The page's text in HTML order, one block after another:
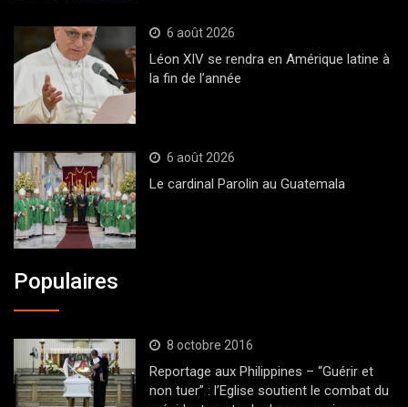
6 août 2026
Léon XIV se rendra en Amérique latine à
la fin de l’année
6 août 2026
Le cardinal Parolin au Guatemala
Populaires
8 octobre 2016
Reportage aux Philippines – “Guérir et
non tuer” : l’Eglise soutient le combat du